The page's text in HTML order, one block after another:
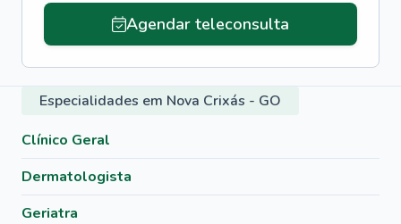
Agendar teleconsulta
Especialidades em Nova Crixás - GO
Clínico Geral
Dermatologista
Geriatra